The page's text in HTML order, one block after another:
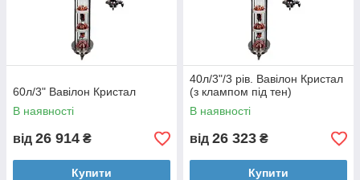
60л/3" Вавілон Кристал
В наявності
від 26 914 ₴
Купити
40л/3"/3 рів. Вавілон Кристал
(з клампом під тен)
В наявності
від 26 323 ₴
Купити